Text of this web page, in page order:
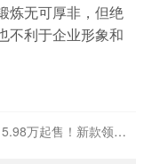
炼无可厚非，但绝
不利于企业形象和
万起售！新款领克08 EM-P续航性能智驾三杀